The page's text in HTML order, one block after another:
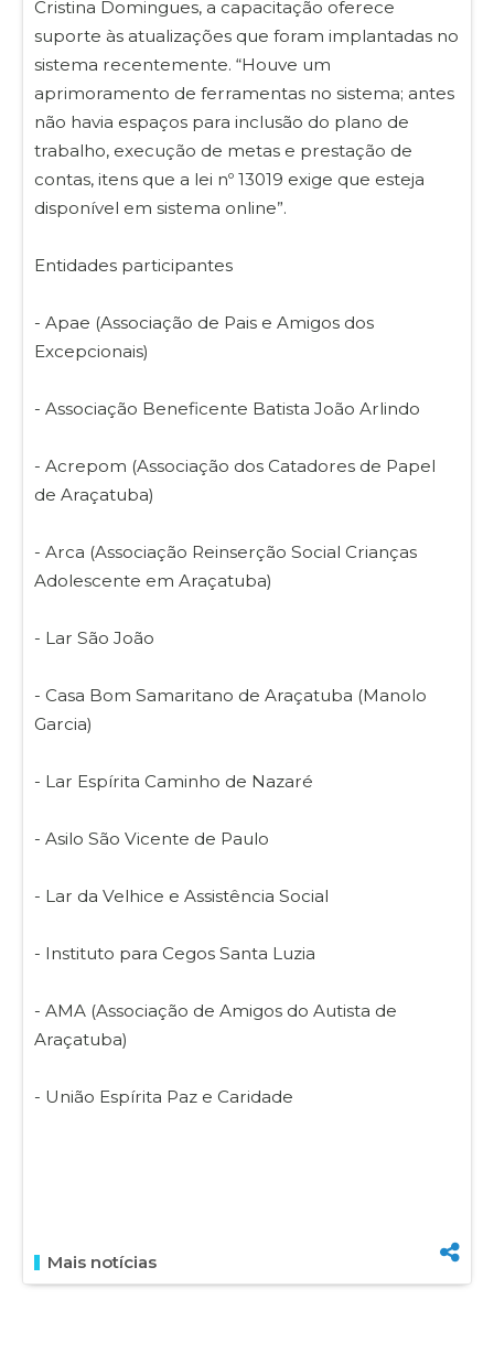
Cristina Domingues, a capacitação oferece
suporte às atualizações que foram implantadas no
sistema recentemente. “Houve um
aprimoramento de ferramentas no sistema; antes
não havia espaços para inclusão do plano de
trabalho, execução de metas e prestação de
contas, itens que a lei nº 13019 exige que esteja
disponível em sistema online”.
Entidades participantes
- Apae (Associação de Pais e Amigos dos
Excepcionais)
- Associação Beneficente Batista João Arlindo
- Acrepom (Associação dos Catadores de Papel
de Araçatuba)
- Arca (Associação Reinserção Social Crianças
Adolescente em Araçatuba)
- Lar São João
- Casa Bom Samaritano de Araçatuba (Manolo
Garcia)
- Lar Espírita Caminho de Nazaré
- Asilo São Vicente de Paulo
- Lar da Velhice e Assistência Social
- Instituto para Cegos Santa Luzia
- AMA (Associação de Amigos do Autista de
Araçatuba)
- União Espírita Paz e Caridade
Mais notícias